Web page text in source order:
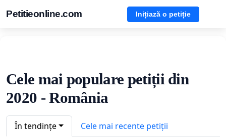
Petitieonline.com Inițiază o petiție
Cele mai populare petiții din
2020 - România
În tendințe Cele mai recente petiții